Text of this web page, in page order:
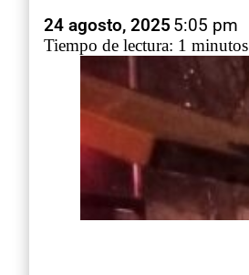
24 agosto, 2025 5:05 pm
Tiempo de lectura: 1 minutos